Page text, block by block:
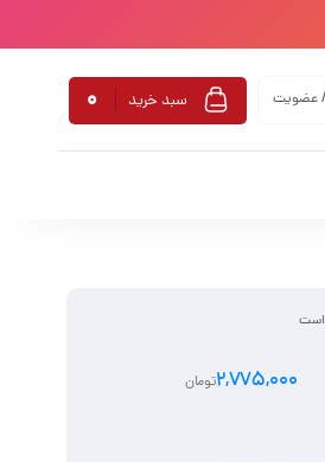
/ عضویت سبد خرید 0
است
2,775,000تومان